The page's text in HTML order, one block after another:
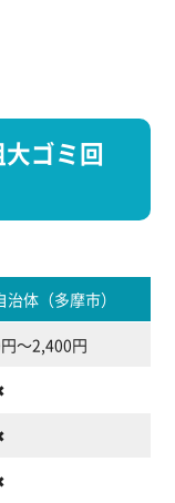
ゴミ回
治体（多摩市）
～2,400円